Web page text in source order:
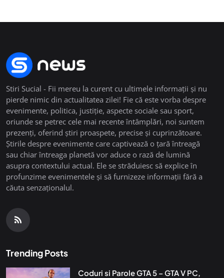
Stiri Sucial - Fii mereu la curent cu ultimele informații și nu
pierde nimic din actualitatea zilei! Fie că este vorba despre
evenimente, politica, justiție, aspecte sociale sau sport,
oriunde se petrec cele mai recente întâmplări, noi suntem
prezenți, oferind știri proaspete, precise și cuprinzătoare.
Știrile despre evenimente care captivează o țară întreagă
sau chiar întreaga planetă vor aduce o rază de lumină
asupra contextului actual. Ele se străduiesc să explice în
profunzime evenimentele și să furnizeze informații fără a
căuta senzaționalul.
Trending Posts
Coduri si Parole GTA 5 – GTA V PC,